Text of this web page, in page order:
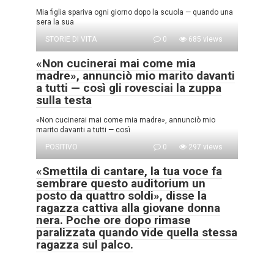
Mia figlia spariva ogni giorno dopo la scuola — quando una
sera la sua
STORIE DI VITA
0 685 views
«Non cucinerai mai come mia
madre», annunciò mio marito davanti
a tutti — così gli rovesciai la zuppa
sulla testa
«Non cucinerai mai come mia madre», annunciò mio
marito davanti a tutti — così
POSITIVO
0 297 views
«Smettila di cantare, la tua voce fa
sembrare questo auditorium un
posto da quattro soldi», disse la
ragazza cattiva alla giovane donna
nera. Poche ore dopo rimase
paralizzata quando vide quella stessa
ragazza sul palco.